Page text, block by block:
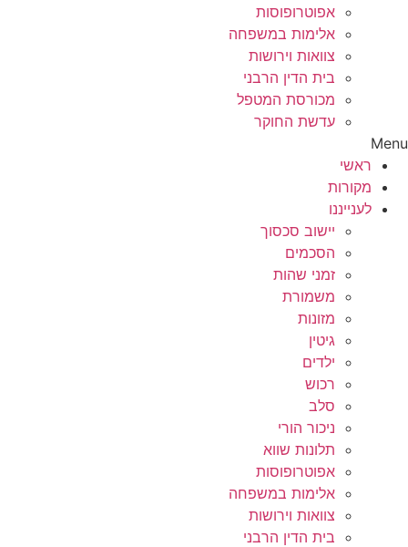
אפוטרופוסות
אלימות במשפחה
צוואות וירושות
בית הדין הרבני
מכורסת המטפל
עדשת החוקר
Menu
ראשי
מקורות
לענייננו
יישוב סכסוך
הסכמים
זמני שהות
משמורת
מזונות
גיטין
ילדים
רכוש
סלב
ניכור הורי
תלונות שווא
אפוטרופוסות
אלימות במשפחה
צוואות וירושות
בית הדין הרבני